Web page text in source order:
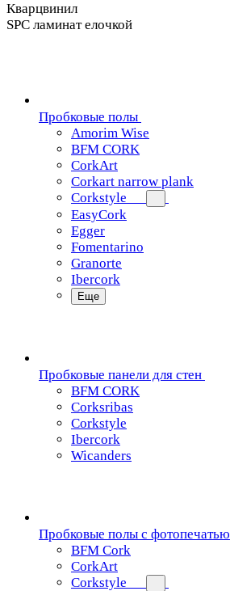
Кварцвинил
SPC ламинат елочкой
Пробковые полы
Amorim Wise
BFM CORK
CorkArt
Corkart narrow plank
Corkstyle
EasyCork
Egger
Fomentarino
Granorte
Ibercork
Еще
Пробковые панели для стен
BFM CORK
Corksribas
Corkstyle
Ibercork
Wicanders
Пробковые полы с фотопечатью
BFM Cork
CorkArt
Corkstyle